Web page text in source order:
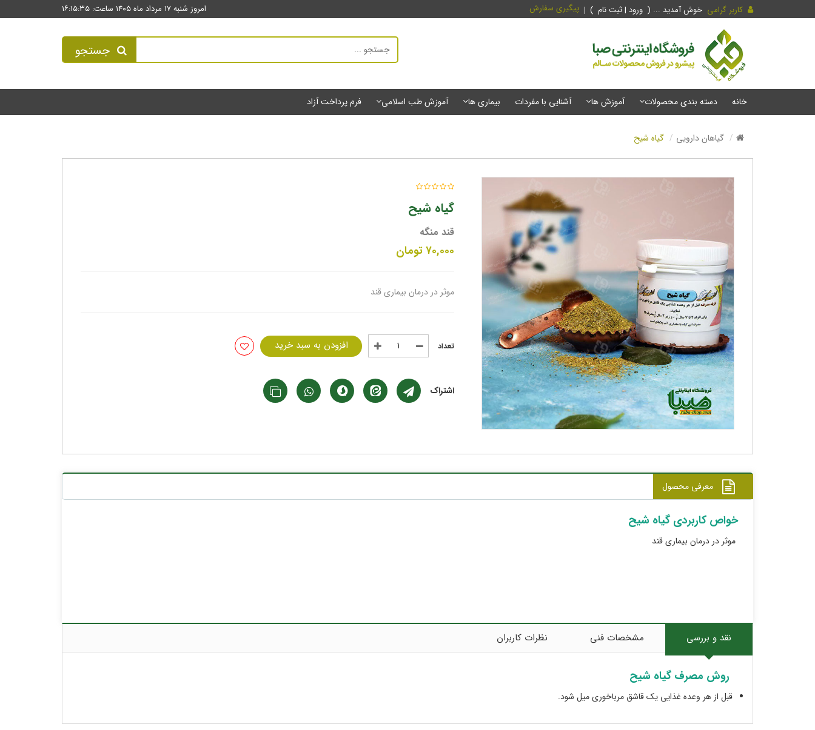
کاربر گرامی خوش آمدید ... ( ورود | ثبت نام ) پیگیری سفارش امروز شنبه ۱۷ مرداد ماه ۱۴۰۵ ساعت: ۱۶:۱۵:۳۵
جستجو
خانه دسته بندی محصولات آموزش ها آشنایی با مفردات بیماری ها آموزش طب اسلامی فرم پرداخت آزاد
گیاهان دارویی گیاه شیح
گیاه شیح
قند منگه
۷۰,۰۰۰تومان
موثر در درمان بیماری قند
افزودن به سبد خرید
اشتراک
معرفی محصول
خواص کاربردی گیاه شیح
موثر در درمان بیماری قند
نقد و بررسی مشخصات فنی نظرات کاربران
روش مصرف گیاه شیح
قبل از هر وعده غذایی یک قاشق مرباخوری میل شود.